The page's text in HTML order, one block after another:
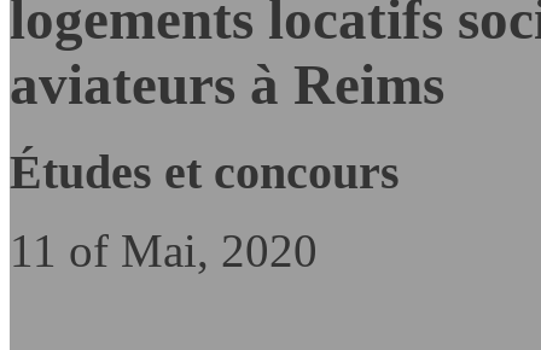
logements locatifs
aviateurs à Reims
Études et concours
11 of Mai, 2020